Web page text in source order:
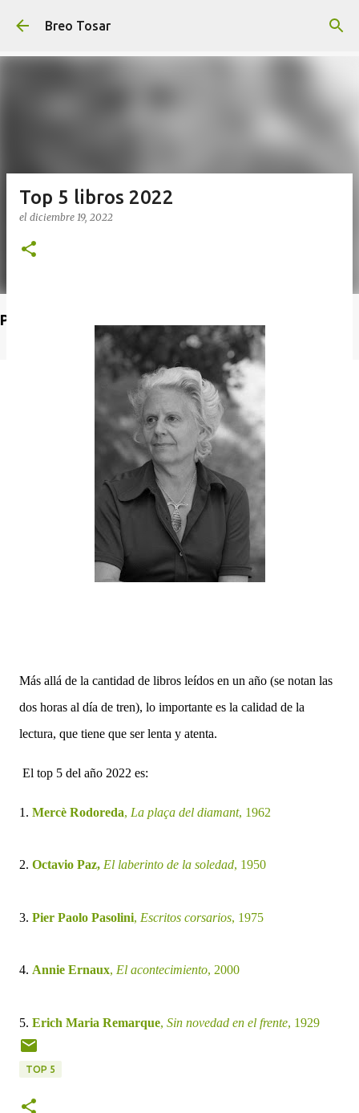
Breo Tosar
Poet's Abbey (Blog de lecturas)
Top 5 libros 2022
el diciembre 19, 2022
Más allá de la cantidad de libros leídos en un año (se notan las
dos horas al día de tren), lo importante es la calidad de la
lectura, que tiene que ser lenta y atenta.
El top 5 del año 2022 es:
1. Mercè Rodoreda, La plaça del diamant, 1962
2. Octavio Paz, El laberinto de la soledad, 1950
3. Pier Paolo Pasolini, Escritos corsarios, 1975
4. Annie Ernaux, El acontecimiento, 2000
5. Erich Maria Remarque, Sin novedad en el frente, 1929
TOP 5